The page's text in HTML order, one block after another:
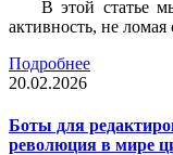
В этой статье
активность, не ломая
Подробнее
20.02.2026
Боты для
революция в мире